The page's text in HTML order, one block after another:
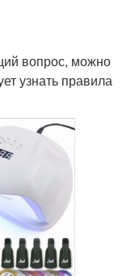
вопрос, можно
узнать правила